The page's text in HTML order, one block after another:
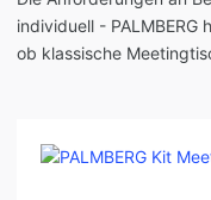
individuell - PALMBERG
ob klassische